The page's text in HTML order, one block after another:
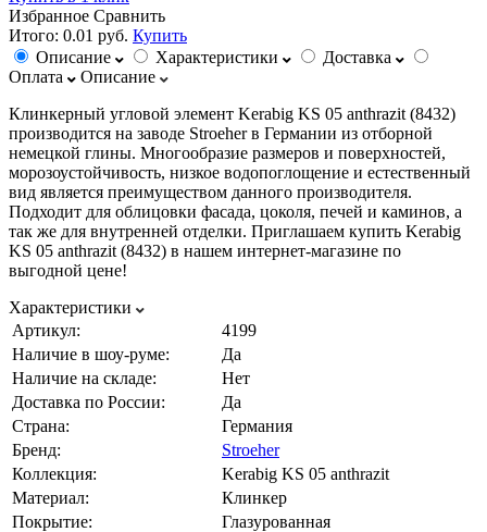
Избранное Сравнить
Итого: 0.01 руб. Купить
Описание
Характеристики
Доставка
Оплата
Описание
Клинкерный угловой элемент Kerabig KS 05 anthrazit (8432)
производится на заводе Stroeher в Германии из отборной
немецкой глины. Многообразие размеров и поверхностей,
морозоустойчивость, низкое водопоглощение и естественный
вид является преимуществом данного производителя.
Подходит для облицовки фасада, цоколя, печей и каминов, а
так же для внутренней отделки. Приглашаем купить Kerabig
KS 05 anthrazit (8432) в нашем интернет-магазине по
выгодной цене!
Характеристики
Артикул:
4199
Наличие в шоу-руме:
Да
Наличие на складе:
Нет
Доставка по России:
Да
Страна:
Германия
Бренд:
Stroeher
Коллекция:
Kerabig KS 05 anthrazit
Материал:
Клинкер
Покрытие:
Глазурованная